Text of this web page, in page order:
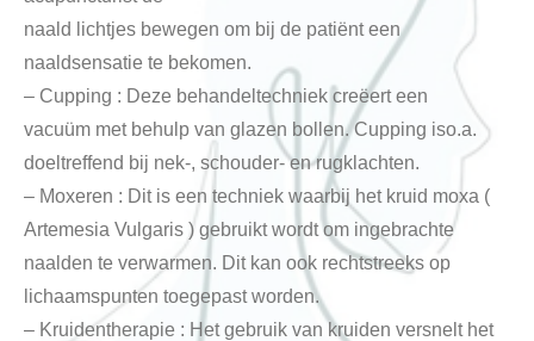
naald lichtjes bewegen om bij de patiënt een
naaldsensatie te bekomen.
– Cupping : Deze behandeltechniek creëert een
vacuüm met behulp van glazen bollen. Cupping iso.a.
doeltreffend bij nek-, schouder- en rugklachten.
– Moxeren : Dit is een techniek waarbij het kruid moxa (
Artemesia Vulgaris ) gebruikt wordt om ingebrachte
naalden te verwarmen. Dit kan ook rechtstreeks op
lichaamspunten toegepast worden.
– Kruidentherapie : Het gebruik van kruiden versnelt het